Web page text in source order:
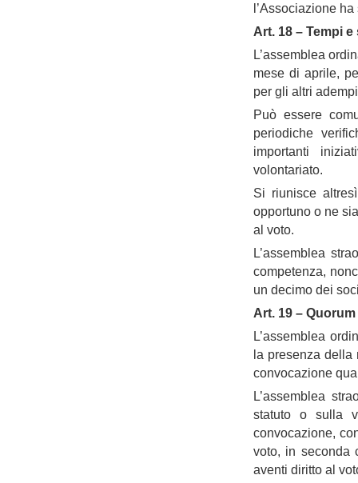
l’Associazione ha
Art. 18 – Tempi
L’assemblea
mese di aprile,
per gli altri
Può essere
periodiche
importanti
volontariato.
Si riunisce
opportuno o ne
al voto.
L’assemblea
competenza,
un decimo dei
Art. 19 –
L’assemblea
la presenza della
convocazione
L’assemblea
statuto o sulla
convocazione,
voto, in seconda
aventi diritto al